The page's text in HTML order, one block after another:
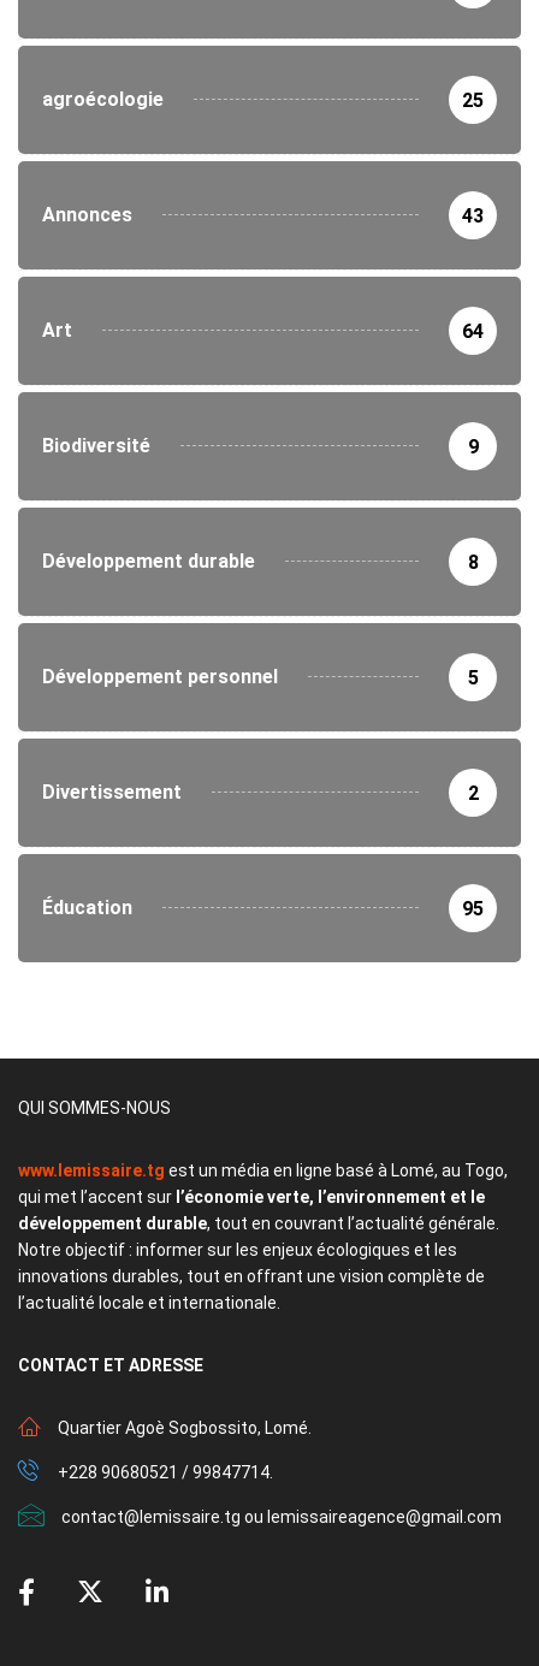
agroécologie 25
Annonces 43
Art 64
Biodiversité 9
Développement durable 8
Développement personnel 5
Divertissement 2
Éducation 95
QUI SOMMES-NOUS
www.lemissaire.tg est un média en ligne basé à Lomé, au Togo,
qui met l’accent sur l’économie verte, l’environnement et le
développement durable, tout en couvrant l’actualité générale.
Notre objectif : informer sur les enjeux écologiques et les
innovations durables, tout en offrant une vision complète de
l’actualité locale et internationale.
CONTACT ET ADRESSE
Quartier Agoè Sogbossito, Lomé.
+228 90680521 / 99847714.
contact@lemissaire.tg ou lemissaireagence@gmail.com